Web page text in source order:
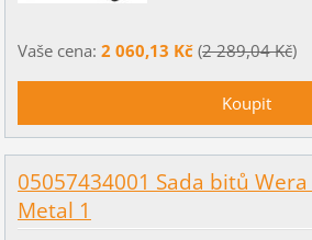
Vaše cena: 2 060,13 Kč(2 289,04 Kč)
05057434001 Sada bitů
Metal 1